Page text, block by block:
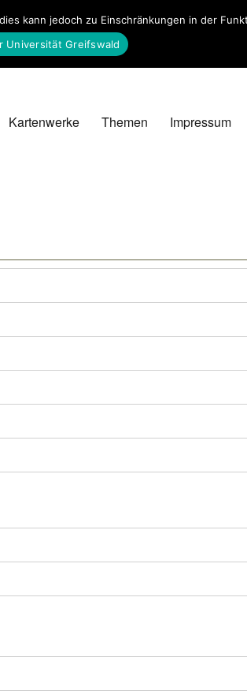
Kartenwerke Themen Impressum
kann jedoch zu Einschränkungen in der
Universität Greifswald